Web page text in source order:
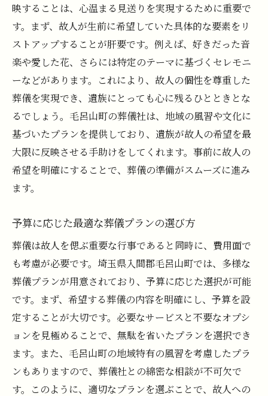
本情報
毛呂山町の葬儀で故人への感謝を伝えるコ
ツ
遺族の気持ちを尊重した葬儀プランの選び
方
葬儀後の心のケアとサポート体制
毛呂山町での葬儀の未来を考える
映することは、心温まる見送りを実現するために重要で
す。まず、故人が生前に希望していた具体的な要素をリ
ストアップすることが肝要です。例えば、好きだった音
楽や愛した花、さらには特定のテーマに基づくセレモニ
ーなどがあります。これにより、故人の個性を尊重した
葬儀を実現でき、遺族にとっても心に残るひとときとな
るでしょう。毛呂山町の葬儀社は、地域の風習や文化に
基づいたプランを提供しており、遺族が故人の希望を最
大限に反映させる手助けをしてくれます。事前に故人の
希望を明確にすることで、葬儀の準備がスムーズに進み
ます。
予算に応じた最適な葬儀プランの選び方
葬儀は故人を偲ぶ重要な行事であると同時に、費用面で
も考慮が必要です。埼玉県入間郡毛呂山町では、多様な
葬儀プランが用意されており、予算に応じた選択が可能
です。まず、希望する葬儀の内容を明確にし、予算を設
定することが大切です。必要なサービスと不要なオプシ
ョンを見極めることで、無駄を省いたプランを選択でき
ます。また、毛呂山町の地域特有の風習を考慮したプラ
ンもありますので、葬儀社との綿密な相談が不可欠で
す。このように、適切なプランを選ぶことで、故人への